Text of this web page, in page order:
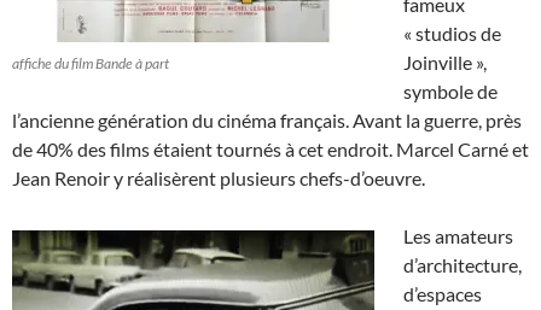
affiche du film Bande à part
« studios de
Joinville »,
symbole de
l’ancienne génération du cinéma français. Avant la guerre, près
de 40% des films étaient tournés à cet endroit. Marcel Carné et
Jean Renoir y réalisèrent plusieurs chefs-d’oeuvre.
Les amateurs
d’architecture,
d’espaces